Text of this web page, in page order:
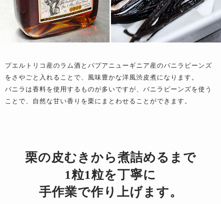
プエルトリコ産のラム酒とパプアニューギニア産のバニラビーンズ
をさやごと入れることで、風味豊かな洋風渋皮煮になります。
バニラは香料を使用するものが多いですが、バニラビーンズを使う
ことで、自然な甘い香りを栗にまとわせることができます。
栗の皮むきから煮詰めるまで
1粒1粒を丁寧に
手作業で作り上げます。